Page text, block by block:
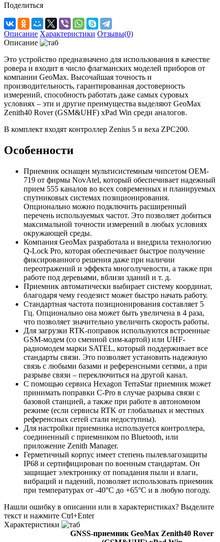
Поделиться
Описание Характеристики Отзывы(0)
Описание
Это устройство предназначено для использования в качестве
ровера и входит в число флагманских моделей приборов от
компании GeoMax. Высочайшая точность и
производительность, гарантированная достоверность
измерений, способность работать даже самых суровых
условиях – эти и другие преимущества выделяют GeoMax
Zenith40 Rover (GSM&UHF) xPad Win среди аналогов.
В комплект входят контроллер Zenius 5 и веха ZPC200.
Особенности
Приемник оснащен мультисистемным чипсетом OEM-
719 от фирмы NovAtel, который обеспечивает надежный
прием 555 каналов во всех современных и планируемых
спутниковых системах позиционирования.
Опционально можно подключить расширенный
перечень используемых частот. Это позволяет добиться
максимальной точности измерений в любых условиях
окружающей среды.
Компания GeoMax разработала и внедрила технологию
Q-Lock Pro, которая обеспечивает быстрое получение
фиксированного решения даже при наличии
переотражений и эффекта многолучевости, а также при
работе под деревьями, вблизи зданий и т. д.
Приемник автоматически выбирает систему координат,
благодаря чему геодезист может быстро начать работу.
Стандартная частота позиционирования составляет 5
Гц. Опционально она может быть увеличена в 4 раза,
что позволяет значительно увеличить скорость работы.
Для загрузки RTK-поправок используются встроенные
GSM-модем (со сменной сим-картой) или UHF-
радиомодем марки SATEL, который поддерживает все
стандарты связи. Это позволяет установить надежную
связь с любыми базами и референсными сетями, а при
разрыве связи – переключиться на другой канал.
С помощью сервиса Hexagon TerraStar приемник может
принимать поправки C-Pro в случае разрыва связи с
базовой станцией, а также при работе в автономном
режиме (если сервисы RTK от глобальных и местных
референсных сетей стали недоступны).
Для настройки приемника используется контроллера,
соединенный с приемником по Bluetooth, или
приложение Zenith Manager.
Герметичный корпус имеет степень пылевлагозащиты
IP68 и сертифицирован по военным стандартам. Он
защищает электронику от попадания пыли и влаги,
вибраций и падений, позволяет использовать приемник
при температурах от -40°C до +65°C и в любую погоду.
Нашли ошибку в описании или в характеристиках? Выделите
текст и нажмите Ctrl+Enter
Характеристики
GNSS-приемник GeoMax Zenith40 Rover